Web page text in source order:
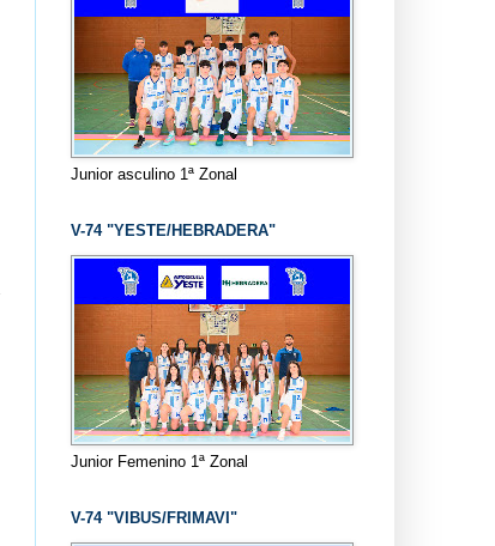
Junior asculino 1ª Zonal
V-74 "YESTE/HEBRADERA"
Junior Femenino 1ª Zonal
V-74 "VIBUS/FRIMAVI"